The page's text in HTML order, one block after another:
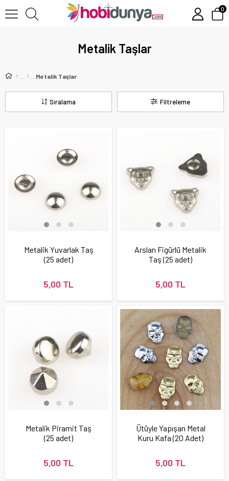
0
Metalik Taşlar
Metalik Taşlar
Filtreleme
Sıralama
Metalik Yuvarlak Taş
(25 adet)
5,00 TL
Arslan Figürlü Metalik
Taş (25 adet)
5,00 TL
Metalik Piramit Taş
(25 adet)
5,00 TL
Ütüyle Yapışan Metal
Kuru Kafa (20 Adet)
5,00 TL